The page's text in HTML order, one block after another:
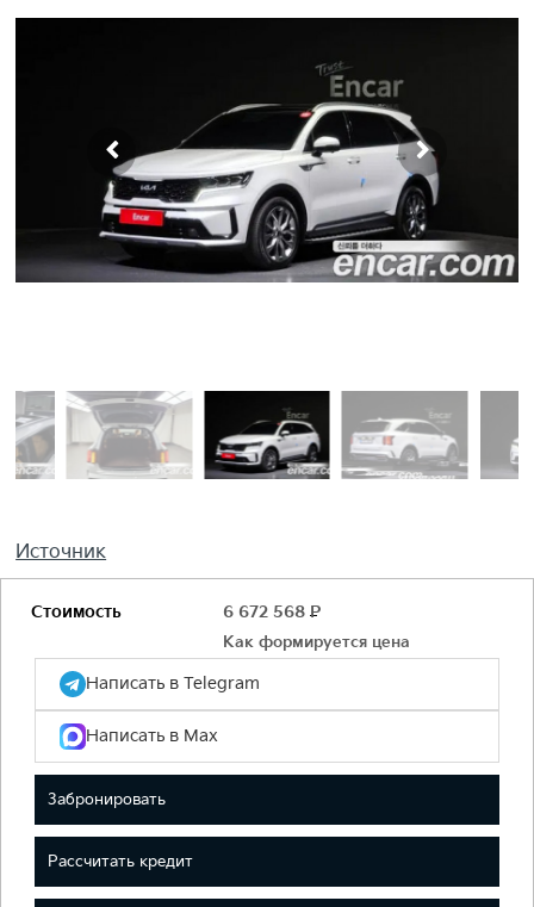
Источник
Стоимость 6 672 568 Р
Как формируется цена
Написать в Telegram
Написать в Max
Забронировать
Рассчитать кредит